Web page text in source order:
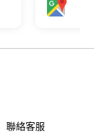
聯絡客服